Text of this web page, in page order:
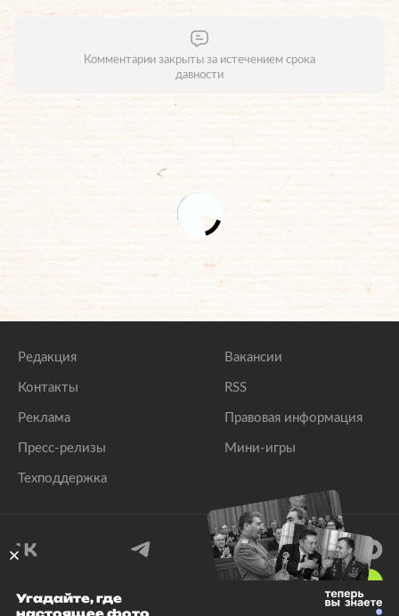
Комментарии закрыты за истечением срока
давности
Редакция
Контакты
Реклама
Пресс-релизы
Техподдержка
Вакансии
RSS
Правовая информация
Мини-игры
© 1999–2026 Все права защищены.
Угадайте, где